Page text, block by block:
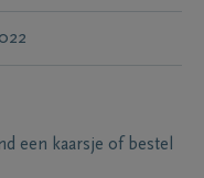
een kaarsje of bestel